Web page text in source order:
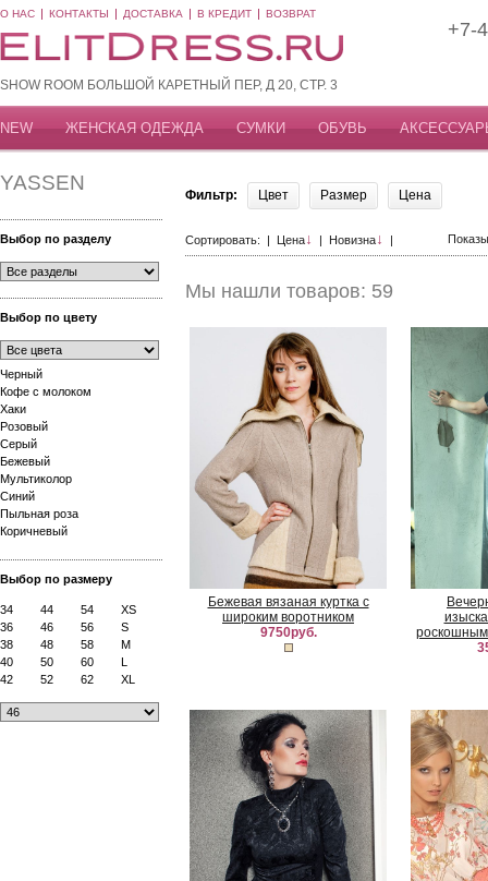
О НАС КОНТАКТЫ ДОСТАВКА В КРЕДИТ ВОЗВРАТ
SHOW ROOM БОЛЬШОЙ КАРЕТНЫЙ ПЕР, Д 20, СТР. 3
+7-
NEW ЖЕНСКАЯ ОДЕЖДА СУМКИ ОБУВЬ
YASSEN
Выбор по разделу
Выбор по цвету
Черный
Кофе с молоком
Хаки
Розовый
Серый
Бежевый
Мультиколор
Синий
Пыльная роза
Коричневый
Выбор по размеру
34 44 54
XS
36
46 56
S
38
48 58
M
40
50 60
L
42
52 62 XL
Фильтр: Цвет Размер Цена
Сортировать: | Цена↓ | Новизна↓ |
Мы нашли товаров: 59
Бежевая вязаная куртка с
широким воротником
9750руб.